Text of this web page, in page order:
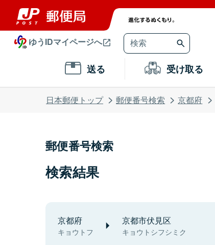
ゆうIDマイページへ
送る 受け取る
日本郵便トップ 郵便番号検索 京都府
郵便番号検索
検索結果
京都府
キョウトフ
京都市伏見区
キョウトシフシミク